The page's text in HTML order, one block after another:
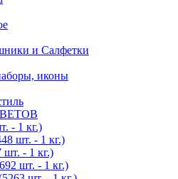
и Салфетки
иконы
- 1 кг.)
шт. - 1 кг.)
шт. - 1 кг.)
шт. - 1 кг.)